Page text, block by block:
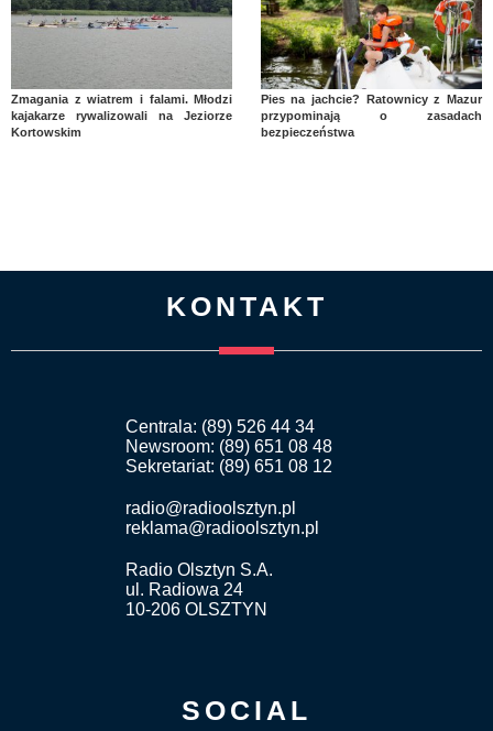
Zmagania z wiatrem i falami. Młodzi
kajakarze rywalizowali na Jeziorze
Kortowskim
Pies na jachcie? Ratownicy z Mazur
przypominają o zasadach
bezpieczeństwa
KONTAKT
Centrala: (89) 526 44 34
Newsroom: (89) 651 08 48
Sekretariat: (89) 651 08 12
radio@radioolsztyn.pl
reklama@radioolsztyn.pl
Radio Olsztyn S.A.
ul. Radiowa 24
10-206 OLSZTYN
SOCIAL